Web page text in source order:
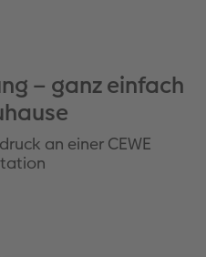
– ganz einfach
an einer CEWE